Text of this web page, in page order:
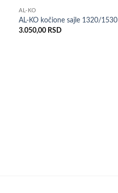
AL-KO
AL-KO kočione sajle 1320/1530
3.050,00 RSD